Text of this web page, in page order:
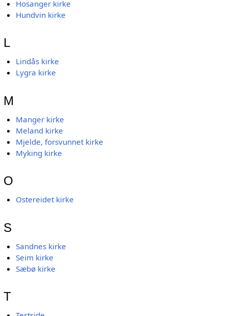
Hosanger kirke
Hundvin kirke
L
Lindås kirke
Lygra kirke
M
Manger kirke
Meland kirke
Mjelde, forsvunnet kirke
Myking kirke
O
Ostereidet kirke
S
Sandnes kirke
Seim kirke
Sæbø kirke
T